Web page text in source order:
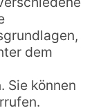
sich ein
– ein